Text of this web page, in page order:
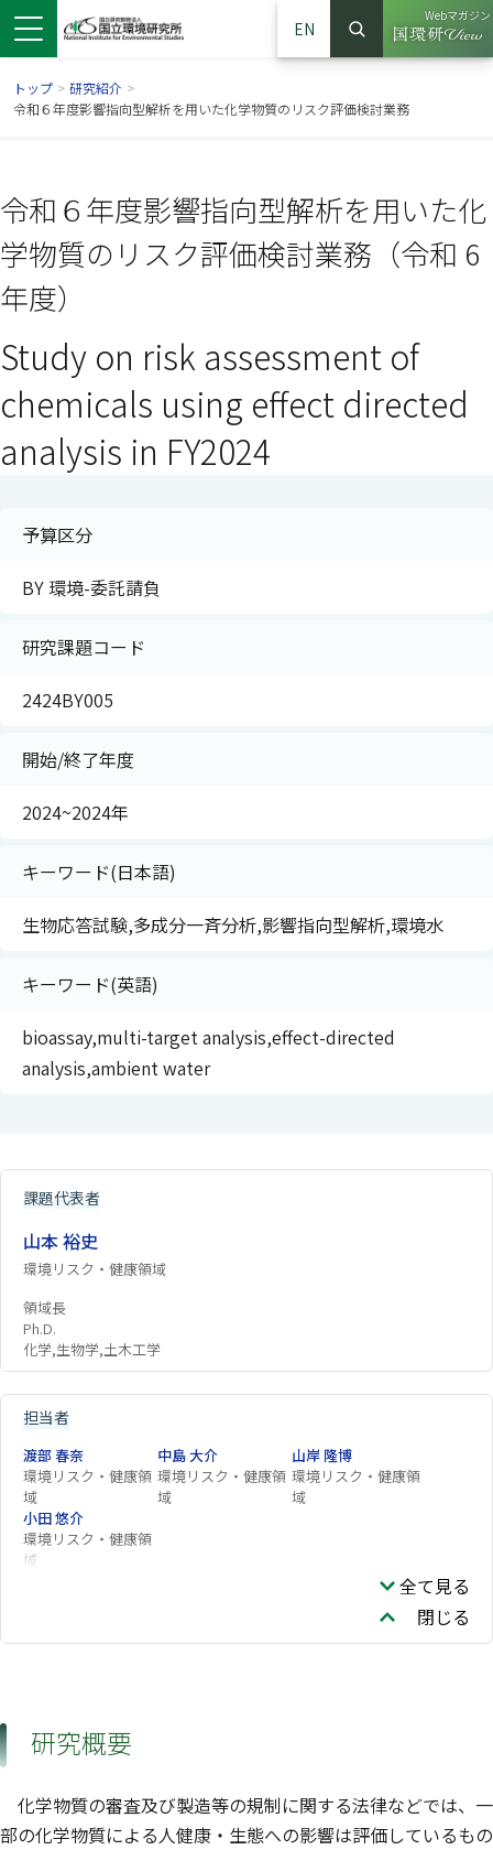
ウで開きます）
ンドウで開きます）
ウインドウで開きます）
EN
サイト内検索
検索
Webマガジン
（別ウイ
トップ > 研究紹介 >
令和６年度影響指向型解析を用いた化学物質のリスク評価検討業務
令和６年度影響指向型解析を用いた化
学物質のリスク評価検討業務（令和 6
年度）
Study on risk assessment of
chemicals using effect directed
analysis in FY2024
予算区分
BY 環境-委託請負
研究課題コード
2424BY005
開始/終了年度
2024~2024年
キーワード(日本語)
生物応答試験,多成分一斉分析,影響指向型解析,環境水
キーワード(英語)
bioassay,multi-target analysis,effect-directed
analysis,ambient water
課題代表者
山本 裕史
環境リスク・健康領域
領域長
Ph.D.
化学,生物学,土木工学
担当者
渡部 春奈
環境リスク・健康領
域
中島 大介
環境リスク・健康領
域
山岸 隆博
環境リスク・健康領
域
小田 悠介
環境リスク・健康領
域
全て見る
閉じる
研究概要
化学物質の審査及び製造等の規制に関する法律などでは、一
部の化学物質による人健康・生態への影響は評価しているもの